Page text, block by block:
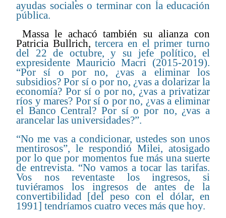
ayudas sociales o terminar con la educación
pública.
Massa le achacó también su alianza con
Patricia Bullrich,tercera en el primer turno
del 22 de octubre, y su jefe político, el
expresidente Mauricio Macri (2015-2019).
“Por sí o por no, ¿vas a eliminar los
subsidios? Por sí o por no, ¿vas a dolarizar la
economía? Por sí o por no, ¿vas a privatizar
ríos y mares? Por sí o por no, ¿vas a eliminar
el Banco Central? Por sí o por no, ¿vas a
arancelar las universidades?”.
“No me vas a condicionar, ustedes son unos
mentirosos”, le respondió Milei, atosigado
por lo que por momentos fue más una suerte
de entrevista. “No vamos a tocar las tarifas.
Vos nos reventaste los ingresos, si
tuviéramos los ingresos de antes de la
convertibilidad [del peso con el dólar, en
1991] tendríamos cuatro veces más que hoy.